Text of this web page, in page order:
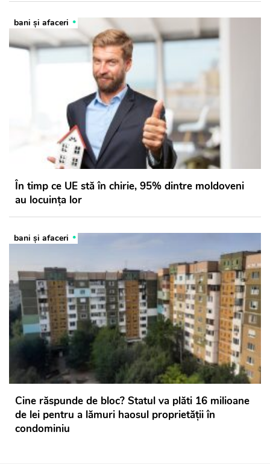
bani și afaceri
În timp ce UE stă în chirie, 95% dintre moldoveni
au locuința lor
bani și afaceri
Cine răspunde de bloc? Statul va plăti 16 milioane
de lei pentru a lămuri haosul proprietății în
condominiu